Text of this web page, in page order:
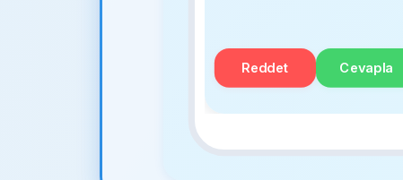
Reddet Cevapla